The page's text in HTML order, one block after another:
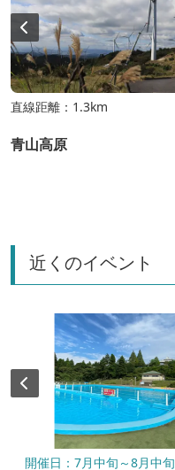
直線距離：1.3km
青山高原
近くのイベント
開催日：7月中旬～8月中旬